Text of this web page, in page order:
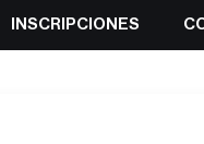
INSCRIPCIONES